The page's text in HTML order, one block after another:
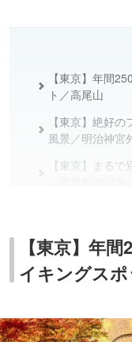
【東京】年間
ト／高尾山
【東京】絶好
風景／明治神宮
【東京】まる
【東京】甲州街
な催しを楽しめ
【東京】年
イキングス